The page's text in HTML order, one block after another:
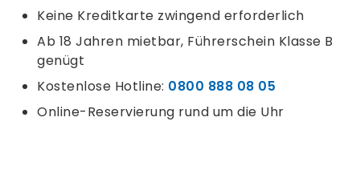
Keine Kreditkarte zwingend erforderlich
Ab 18 Jahren mietbar, Führerschein Klasse B
genügt
Kostenlose Hotline: 0800 888 08 05
Online-Reservierung rund um die Uhr